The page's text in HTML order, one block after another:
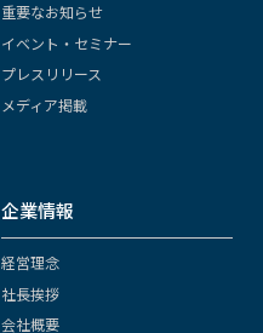
重要なお知らせ
イベント・セミナー
プレスリリース
メディア掲載
企業情報
経営理念
社長挨拶
会社概要